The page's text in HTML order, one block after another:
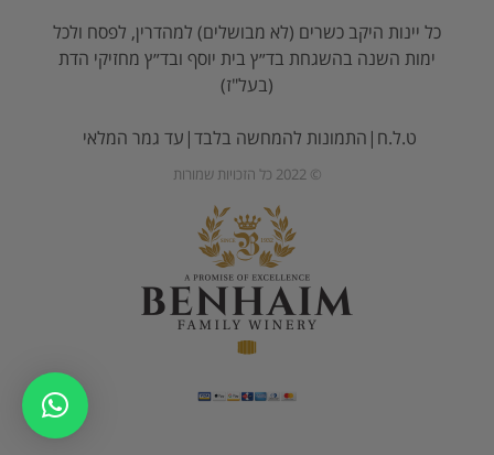
כל יינות היקב כשרים (לא מבושלים) למהדרין, לפסח ולכל
ימות השנה בהשגחת בד״ץ בית יוסף ובד״ץ מחזיקי הדת
(בעל"ז)
ט.ל.ח|התמונות להמחשה בלבד|עד גמר המלאי
© 2022 כל הזכויות שמורות